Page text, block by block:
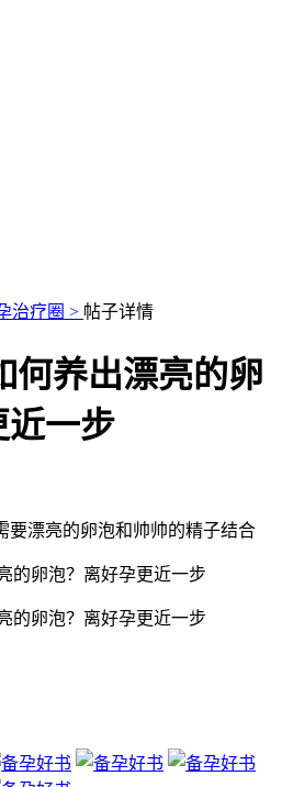
治疗圈 > 帖子详情
何养出漂亮的卵
近一步
要漂亮的卵泡和帅帅的精子结合